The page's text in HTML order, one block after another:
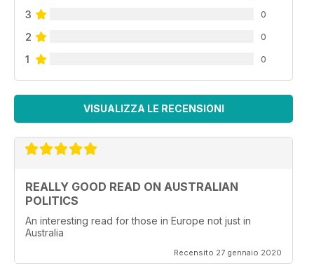
3 0
2 0
1 0
VISUALIZZA LE RECENSIONI
REALLY GOOD READ ON AUSTRALIAN
POLITICS
An interesting read for those in Europe not just in
Australia
Recensito 27 gennaio 2020